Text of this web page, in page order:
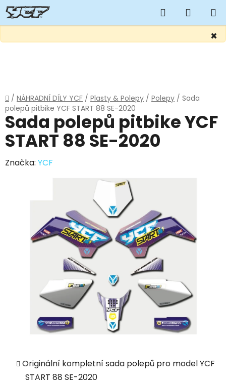
×
Hledat
KOŠÍK
Domů
/ NÁHRADNÍ DÍLY YCF / Plasty & Polepy / Polepy / Sada
polepů pitbike YCF START 88 SE-2020
Originální kompletní sada polepů pro model YCF
START 88 SE-2020
Sada polepů pitbike YCF
START 88 SE-2020
Značka: YCF